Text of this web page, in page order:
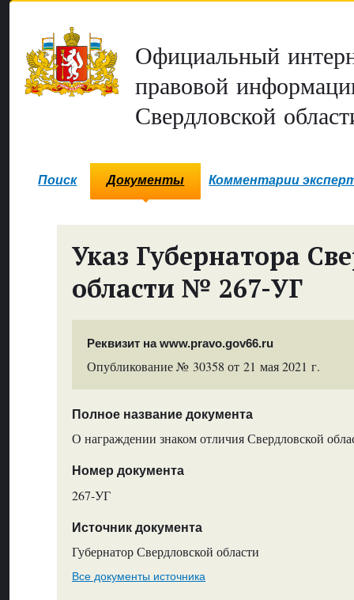
Официальный
правовой
Свердловской
Поиск Документы Комментарии
Указ Губернатора
области № 267-УГ
Реквизит на www.pravo.gov66.ru
Опубликование № 30358 от 21 мая 2021 г.
Полное название документа
О награждении знаком отличия Свердловской
Номер документа
267-УГ
Источник документа
Губернатор Свердловской области
Все документы источника